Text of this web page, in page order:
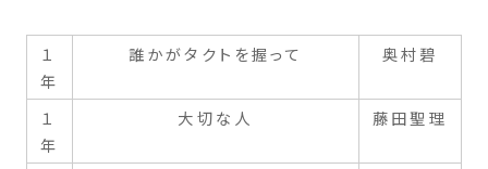
１
年
誰かがタクトを握って 奥村碧
１
年
大切な人 藤田聖理